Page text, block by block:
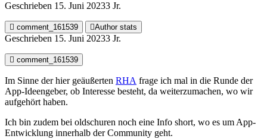
Geschrieben 15. Juni 20233 Jr.
comment_161539 Author stats
Geschrieben 15. Juni 20233 Jr.
comment_161539
Im Sinne der hier geäußerten RHA frage ich mal in die Runde der
App-Ideengeber, ob Interesse besteht, da weiterzumachen, wo wir
aufgehört haben.
Ich bin zudem bei oldschuren noch eine Info short, wo es um App-
Entwicklung innerhalb der Community geht.